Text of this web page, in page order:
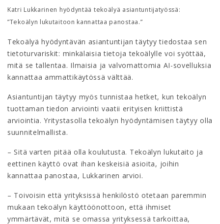
Katri Lukkarinen hyödyntää tekoälyä asiantuntijatyössä:
”Tekoälyn lukutaitoon kannattaa panostaa.”
Tekoälyä hyödyntävän asiantuntijan täytyy tiedostaa sen
tietoturvariskit: minkälaisia tietoja tekoälylle voi syöttää,
mitä se tallentaa. Ilmaisia ja valvomattomia AI-sovelluksia
kannattaa ammattikäytössä välttää.
Asiantuntijan täytyy myös tunnistaa hetket, kun tekoälyn
tuottaman tiedon arviointi vaatii erityisen kriittistä
arviointia. Yritystasolla tekoälyn hyödyntämisen täytyy olla
suunnitelmallista.
– Sitä varten pitää olla koulutusta. Tekoälyn lukutaito ja
eettinen käyttö ovat ihan keskeisiä asioita, joihin
kannattaa panostaa, Lukkarinen arvioi.
– Toivoisin että yrityksissä henkilöstö otetaan paremmin
mukaan tekoälyn käyttöönottoon, että ihmiset
ymmärtävät, mitä se omassa yrityksessä tarkoittaa,